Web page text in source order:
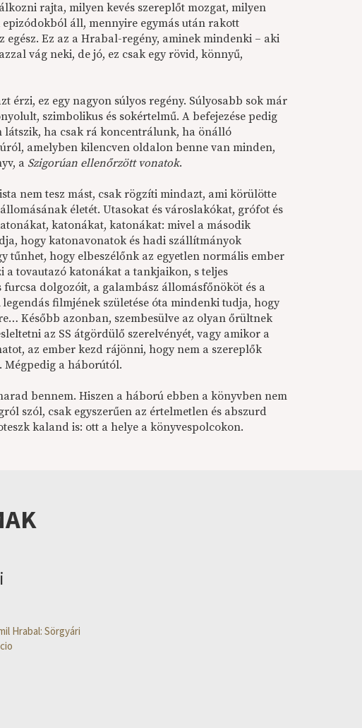
rajta, milyen kevés szereplőt mozgat, milyen
epizódokból áll, mennyire egymás után rakott
egész. Ez az a Hrabal-regény, aminek mindenki – aki
vág neki, de jó, ez csak egy rövid, könnyű,
érzi, ez egy nagyon súlyos regény. Súlyosabb sok már
szimbolikus és sokértelmű. A befejezése pedig
látszik, ha csak rá koncentrálunk, ha önálló
amelyben kilencven oldalon benne van minden,
a Szigorúan ellenőrzött vonatok.
nem tesz mást, csak rögzíti mindazt, ami körülötte
életét. Utasokat és városlakókat, grófot és
katonákat, katonákat: mivel a második
hogy katonavonatok és hadi szállítmányok
hogy elbeszélőnk az egyetlen normális ember
a tovautazó katonákat a tankjaikon, s teljes
dolgozóit, a galambász állomásfőnököt és a
legendás filmjének születése óta mindenki tudja, hogy
Később azonban, szembesülve az olyan őrültnek
az SS átgördülő szerelvényét, vagy amikor a
az ember kezd rájönni, hogy nem a szereplők
a háborútól.
bennem. Hiszen a háború ebben a könyvben nem
szól, csak egyszerűen az értelmetlen és abszurd
kaland is: ott a helye a könyvespolcokon.
Hrabal: Sörgyári